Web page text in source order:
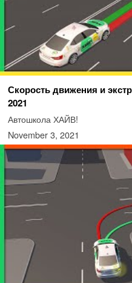
Скорость движения и
2021
Автошкола ХАЙВ!
November 3, 2021